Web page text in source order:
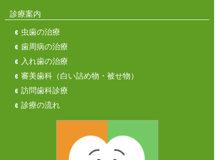
診療案内
虫歯の治療
歯周病の治療
入れ歯の治療
審美歯科（白い詰め物・被せ物）
訪問歯科診療
診療の流れ